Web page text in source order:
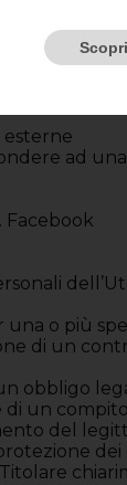
stessi
revoca
esterne
ad
Facebook
una o più
di un
obbligo
un
del
dei